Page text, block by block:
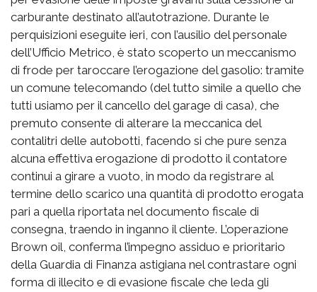
carburante destinato all’autotrazione. Durante le
perquisizioni eseguite ieri, con l’ausilio del personale
dell’Ufficio Metrico, è stato scoperto un meccanismo
di frode per taroccare l’erogazione del gasolio: tramite
un comune telecomando (del tutto simile a quello che
tutti usiamo per il cancello del garage di casa), che
premuto consente di alterare la meccanica del
contalitri delle autobotti, facendo si che pure senza
alcuna effettiva erogazione di prodotto il contatore
continui a girare a vuoto, in modo da registrare al
termine dello scarico una quantità di prodotto erogata
pari a quella riportata nel documento fiscale di
consegna, traendo in inganno il cliente. L’operazione
Brown oil, conferma l’impegno assiduo e prioritario
della Guardia di Finanza astigiana nel contrastare ogni
forma di illecito e di evasione fiscale che leda gli